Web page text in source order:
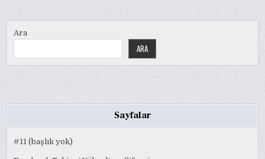
Ara
ARA
Sayfalar
#11 (başlık yok)